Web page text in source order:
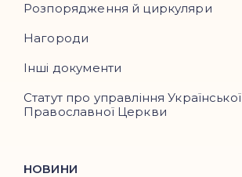
Розпорядження й циркуляри
Нагороди
Інші документи
Статут про управління Української
Православної Церкви
НОВИНИ